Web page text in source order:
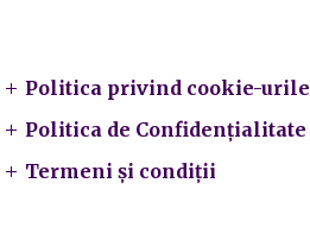
Politica privind cookie-urile
Politica de Confidențialitate
Termeni și condiții